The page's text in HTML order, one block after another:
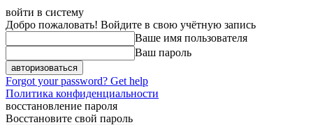
войти в систему
Добро пожаловать! Войдите в свою учётную запись
Ваше имя пользователя
Ваш пароль
Forgot your password? Get help
Политика конфиденциальности
восстановление пароля
Восстановите свой пароль